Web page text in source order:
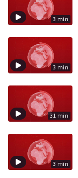
3 min
3 min
31 min
3 min